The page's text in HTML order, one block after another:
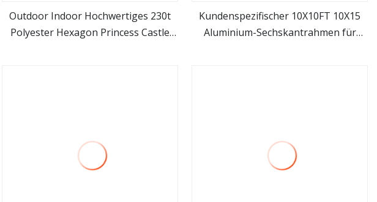
mehr sehen
Outdoor Indoor Hochwertiges 230t
Polyester Hexagon Princess Castle
mehr sehen
Kundenspezifischer 10X10FT 10X15
Aluminium-Sechskantrahmen für